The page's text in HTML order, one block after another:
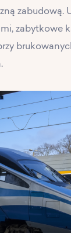
zabudową.
zabytkowe